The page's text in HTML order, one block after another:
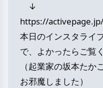
↓
https://
本日のインスタライ
で、よかったらご覧
（起業家の坂本た
お邪魔しました）